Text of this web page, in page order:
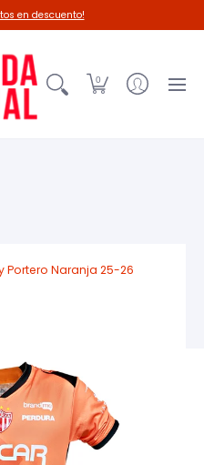
Necaxa
en descuento!
0
Portero Naranja 25-26